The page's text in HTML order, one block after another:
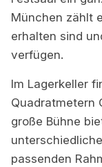
München zählt
erhalten sind
verfügen.
Im Lagerkeller
Quadratmetern
große Bühne
passenden